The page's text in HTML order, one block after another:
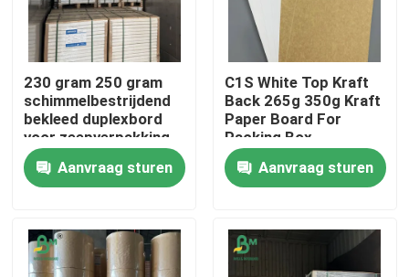
Producten
230 gram 250 gram
schimmelbestrijdend
bekleed duplexbord
voor zeepverpakking
700 -900 mm
Aanvraag sturen
C1S White Top Kraft
Back 265g 350g Kraft
Paper Board For
Packing Box
Aanvraag sturen